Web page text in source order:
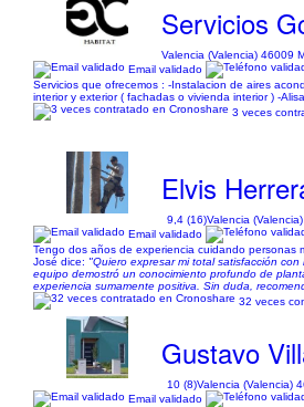
Servicios
Valencia (Valencia) 46009
Email validado
Servicios que ofrecemos : -Instalacion de aires
interior y exterior ( fachadas o vivienda interior ) -
3 veces
Elvis
9,4 (16)Valencia
Email validado
Tengo dos años de experiencia cuidando personas
José dice: "Quiero expresar mi total satisfacción
equipo demostró un conocimiento profundo de
experiencia sumamente positiva. Sin duda,
32 veces
Gustavo
10 (8)Valencia (Valencia)
Email validado